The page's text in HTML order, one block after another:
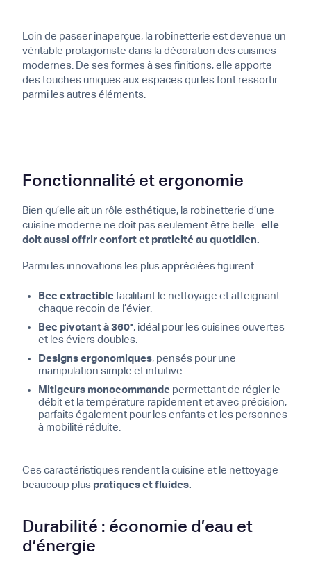
Loin de passer inaperçue, la robinetterie est devenue un
véritable protagoniste dans la décoration des cuisines
modernes. De ses formes à ses finitions, elle apporte
des touches uniques aux espaces qui les font ressortir
parmi les autres éléments.
Fonctionnalité et ergonomie
Bien qu’elle ait un rôle esthétique, la robinetterie d’une
cuisine moderne ne doit pas seulement être belle : elle
doit aussi offrir confort et praticité au quotidien.
Parmi les innovations les plus appréciées figurent :
Bec extractiblefacilitant le nettoyage et atteignant
chaque recoin de l’évier.
Bec pivotant à 360°, idéal pour les cuisines ouvertes
et les éviers doubles.
Designs ergonomiques, pensés pour une
manipulation simple et intuitive.
Mitigeurs monocommande permettant de régler le
débit et la température rapidement et avec précision,
parfaits également pour les enfants et les personnes
à mobilité réduite.
Ces caractéristiques rendent la cuisine et le nettoyage
beaucoup plus pratiques et fluides.
Durabilité : économie d’eau et
d’énergie